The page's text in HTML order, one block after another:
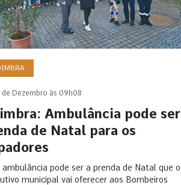
Dezembro às 09h08
Ambulância pode ser
de Natal para os
ambulância pode ser a prenda de Natal que o
municipal vai oferecer aos Bombeiros